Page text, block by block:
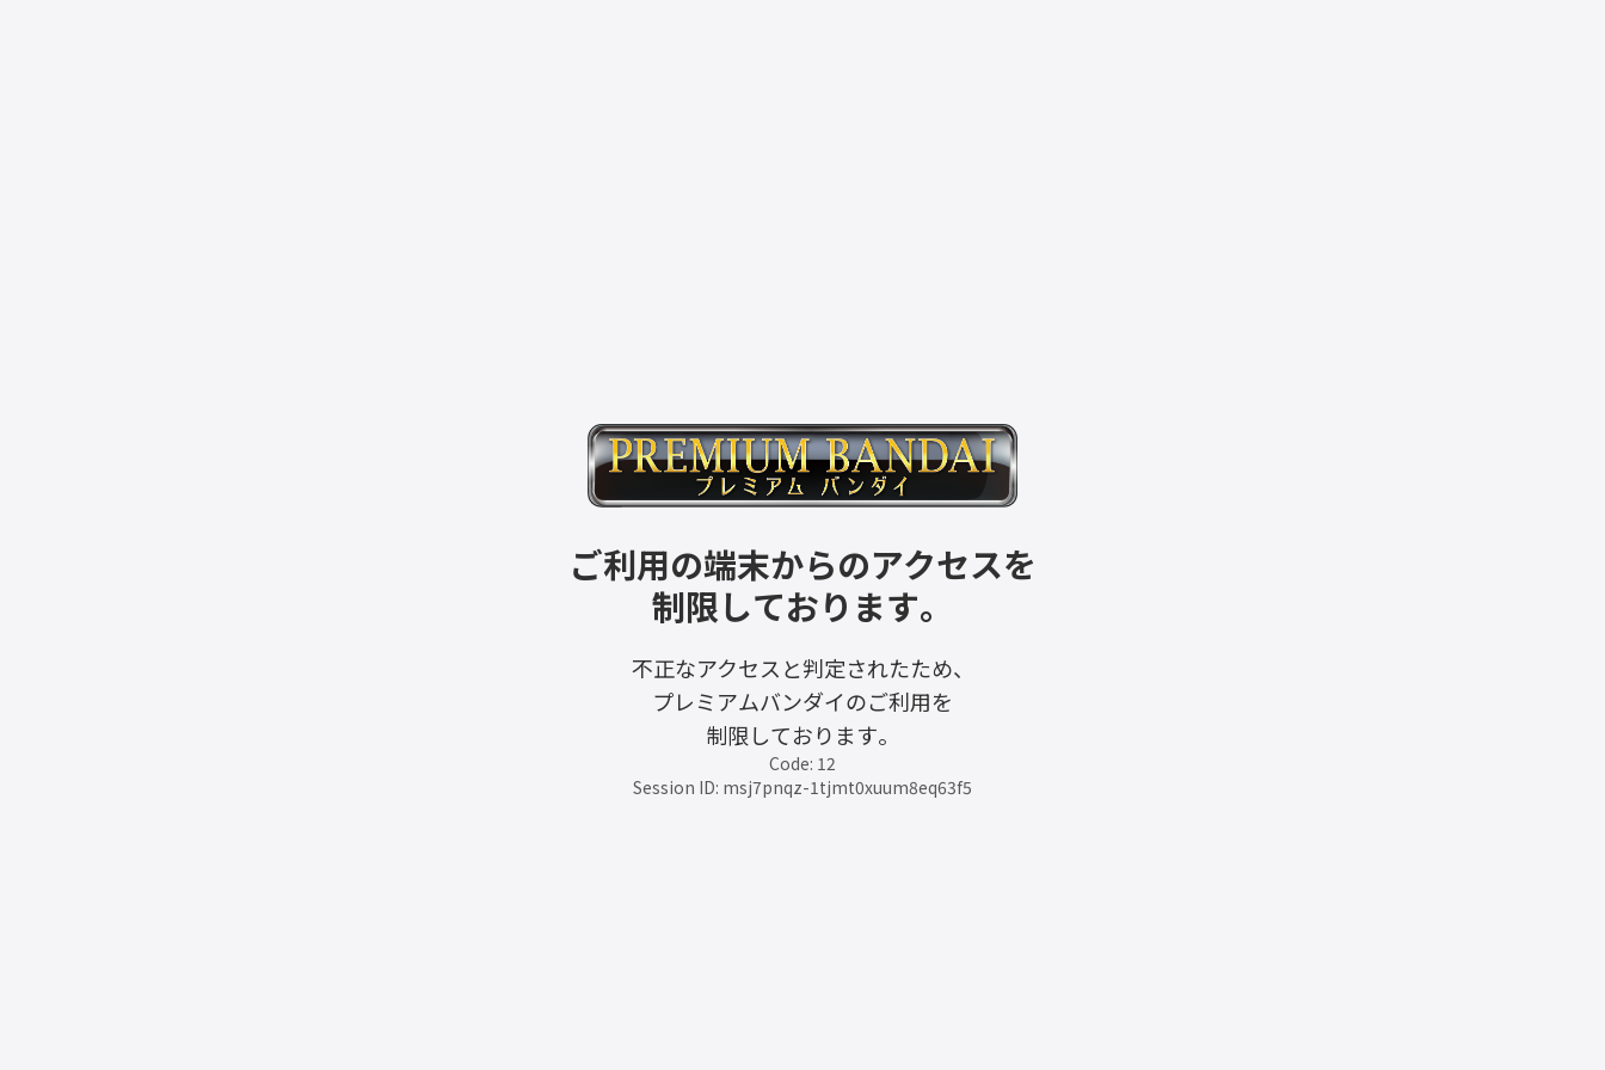
ご利用の端末からのアクセスを
制限しております。
不正なアクセスと判定されたため、
プレミアムバンダイのご利用を
制限しております。
Code: 12
Session ID: msj7pnqz-1tjmt0xuum8eq63f5